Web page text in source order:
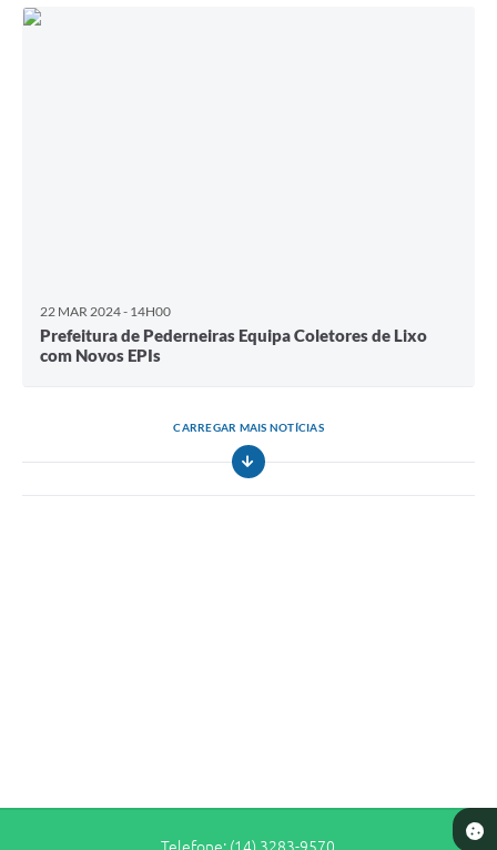
22 MAR 2024 - 14H00
Prefeitura de Pederneiras Equipa Coletores de Lixo
com Novos EPIs
CARREGAR MAIS NOTÍCIAS